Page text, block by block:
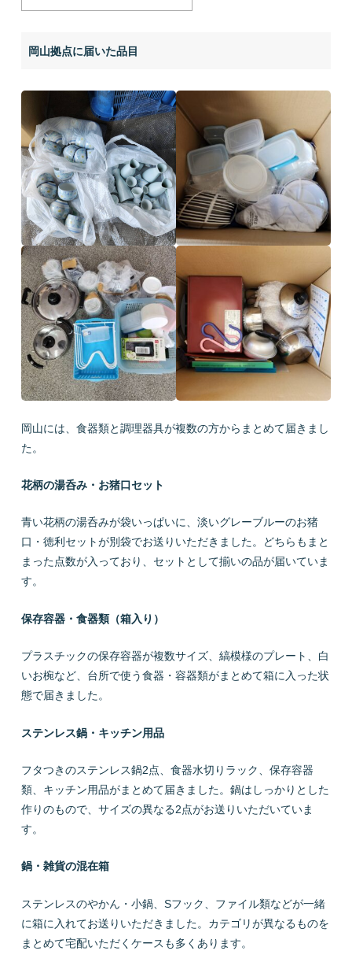
岡山拠点に届いた品目
岡山には、食器類と調理器具が複数の方からまとめて届きまし
た。
花柄の湯呑み・お猪口セット
青い花柄の湯呑みが袋いっぱいに、淡いグレーブルーのお猪
口・徳利セットが別袋でお送りいただきました。どちらもまと
まった点数が入っており、セットとして揃いの品が届いていま
す。
保存容器・食器類（箱入り）
プラスチックの保存容器が複数サイズ、縞模様のプレート、白
いお椀など、台所で使う食器・容器類がまとめて箱に入った状
態で届きました。
ステンレス鍋・キッチン用品
フタつきのステンレス鍋2点、食器水切りラック、保存容器
類、キッチン用品がまとめて届きました。鍋はしっかりとした
作りのもので、サイズの異なる2点がお送りいただいていま
す。
鍋・雑貨の混在箱
ステンレスのやかん・小鍋、Sフック、ファイル類などが一緒
に箱に入れてお送りいただきました。カテゴリが異なるものを
まとめて宅配いただくケースも多くあります。